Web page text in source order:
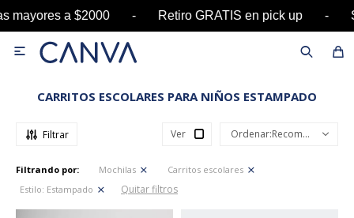
mayores a $2000 - Retiro GRATIS en pick

CARRITOS ESCOLARES PARA NIÑOS ESTAMPADO
Ver Recomendados
Filtrando por: Mochilas
Carritos escolares
Estilo: Estampado Quitar filtros